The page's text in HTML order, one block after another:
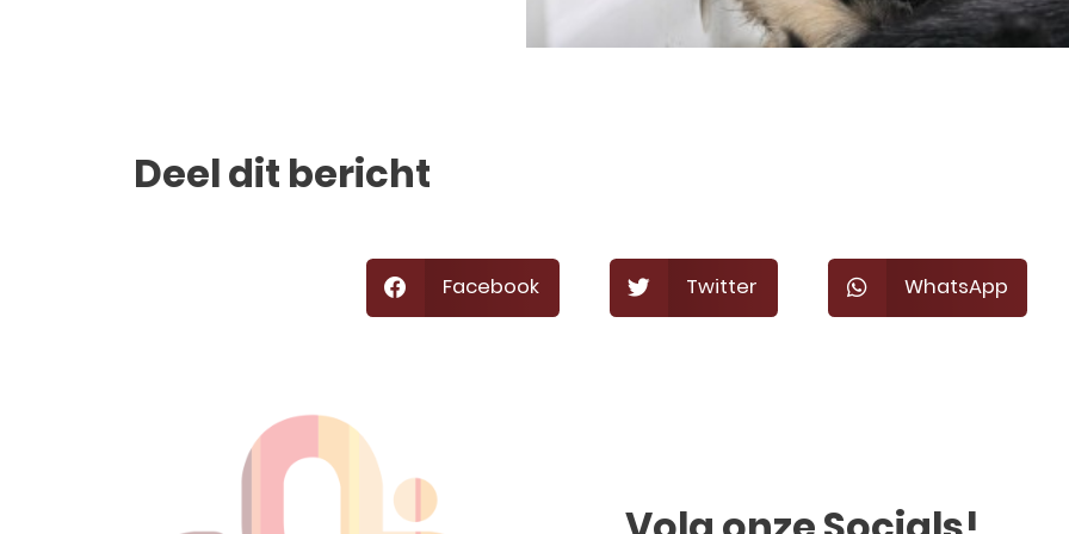
Deel dit bericht
Facebook Twitter WhatsApp